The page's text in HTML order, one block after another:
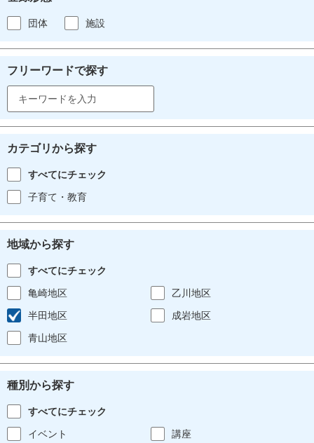
団体 施設
フリーワードで探す
カテゴリから探す
すべてにチェック
子育て・教育
地域から探す
すべてにチェック
亀崎地区
乙川地区
半田地区
成岩地区
青山地区
種別から探す
すべてにチェック
イベント
講座